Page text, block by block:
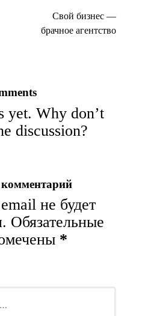
Свой бизнес —
брачное агентство
yet. Why don’t
discussion?
не будет
Обязательные
*